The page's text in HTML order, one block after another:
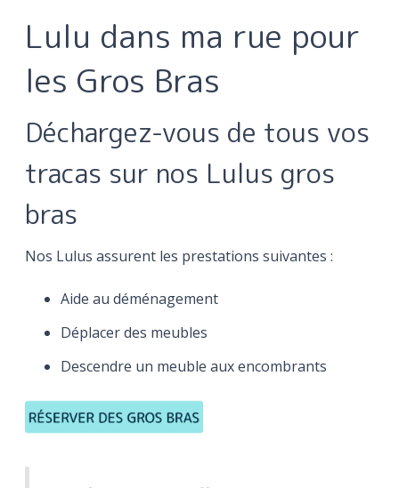
Lulu dans ma rue pour
les Gros Bras
Déchargez-vous de tous vos
tracas sur nos Lulus gros
bras
Nos Lulus assurent les prestations suivantes :
Aide au déménagement
Déplacer des meubles
Descendre un meuble aux encombrants